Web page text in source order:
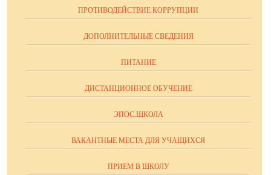
ПРОТИВОДЕЙСТВИЕ КОРРУПЦИИ
ДОПОЛНИТЕЛЬНЫЕ СВЕДЕНИЯ
ПИТАНИЕ
ДИСТАНЦИОННОЕ ОБУЧЕНИЕ
ЭПОС.ШКОЛА
ВАКАНТНЫЕ МЕСТА ДЛЯ УЧАЩИХСЯ
ПРИЕМ В ШКОЛУ